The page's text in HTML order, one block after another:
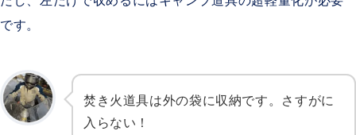
です。
焚き火道具は外の袋に収納です。さすがに
入らない！